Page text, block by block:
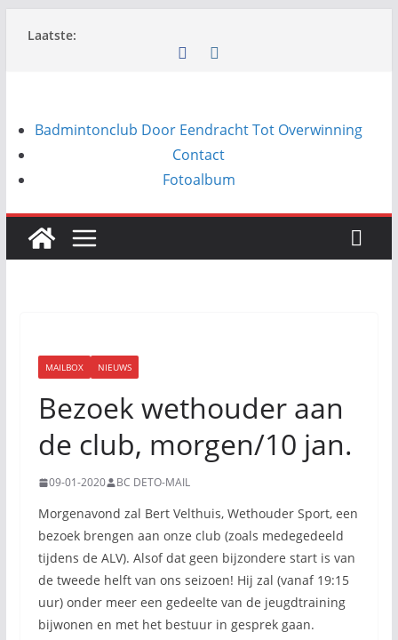
naar
Laatste:
Badmintonclub Door Eendracht Tot Overwinning
Contact
Fotoalbum
MAILBOX NIEUWS
Bezoek wethouder aan
de club, morgen/10 jan.
09-01-2020 BC DETO-MAIL
Morgenavond zal Bert Velthuis, Wethouder Sport, een
bezoek brengen aan onze club (zoals medegedeeld
tijdens de ALV). Alsof dat geen bijzondere start is van
de tweede helft van ons seizoen! Hij zal (vanaf 19:15
uur) onder meer een gedeelte van de jeugdtraining
bijwonen en met het bestuur in gesprek gaan.